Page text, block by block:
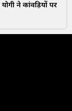
ने कांवड़ियों पर